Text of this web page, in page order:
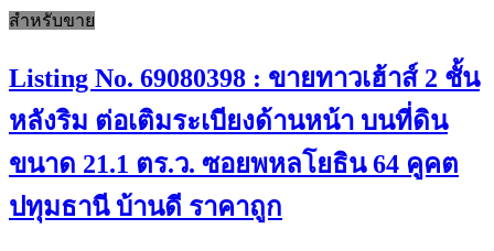
สำหรับขาย
Listing No. 69080398 : ขายทาวเฮ้าส์ 2 ชั้น
หลังริม ต่อเติมระเบียงด้านหน้า บนที่ดิน
ขนาด 21.1 ตร.ว. ซอยพหลโยธิน 64 คูคต
ปทุมธานี บ้านดี ราคาถูก